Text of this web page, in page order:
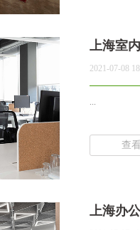
上海室
2021-07-08
...
查
上海办